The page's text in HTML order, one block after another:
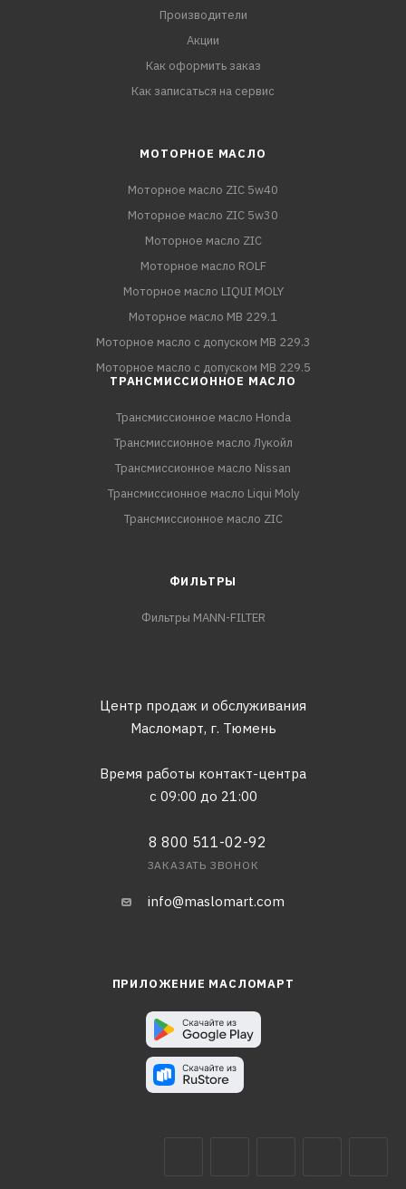
Производители
Акции
Как оформить заказ
Как записаться на сервис
МОТОРНОЕ МАСЛО
Моторное масло ZIC 5w40
Моторное масло ZIC 5w30
Моторное масло ZIC
Моторное масло ROLF
Моторное масло LIQUI MOLY
Моторное масло MB 229.1
Моторное масло с допуском MB 229.3
Моторное масло с допуском MB 229.5
ТРАНСМИССИОННОЕ МАСЛО
Трансмиссионное масло Honda
Трансмиссионное масло Лукойл
Трансмиссионное масло Nissan
Трансмиссионное масло Liqui Moly
Трансмиссионное масло ZIC
ФИЛЬТРЫ
Фильтры MANN-FILTER
Центр продаж и обслуживания
Масломарт, г. Тюмень
Время работы контакт-центра
с 09:00 до 21:00
8 800 511-02-92
ЗАКАЗАТЬ ЗВОНОК
info@maslomart.com
ПРИЛОЖЕНИЕ МАСЛОМАРТ